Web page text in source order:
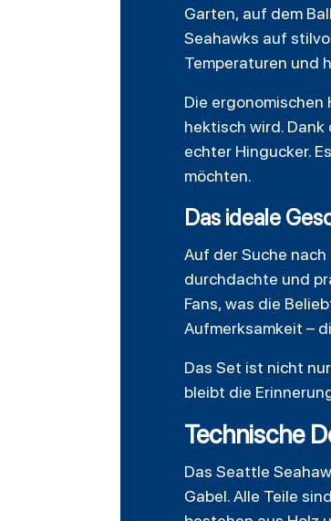
Garten, auf dem
Seahawks auf
Temperaturen und
Die
hektisch wird.
echter Hingucker.
möchten.
Das ideale
Auf der Suche
durchdachte und
Fans, was die
Aufmerksamkeit –
Das Set ist nicht
bleibt die
Technische
Das Seattle
Gabel. Alle Teile